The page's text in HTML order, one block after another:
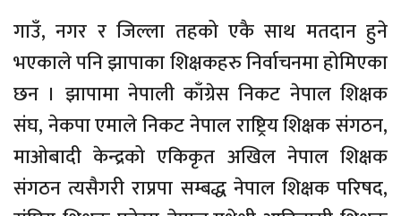
गाउँ, नगर र जिल्ला तहको एकै साथ मतदान हुने
भएकाले पनि झापाका शिक्षकहरु निर्वाचनमा होमिएका
छन । झापामा नेपाली काँग्रेस निकट नेपाल शिक्षक
संघ, नेकपा एमाले निकट नेपाल राष्ट्रिय शिक्षक संगठन,
माओबादी केन्द्रको एकिकृत अखिल नेपाल शिक्षक
संगठन त्यसैगरी राप्रपा सम्बद्ध नेपाल शिक्षक परिषद,